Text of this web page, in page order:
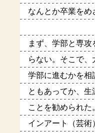
なんとか卒業をめ
まず、学部と専
らない。そこで
学部に進むかを相
ともあってか、生
ことを勧められ
インアート（芸